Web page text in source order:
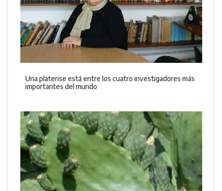
Una platense está entre los cuatro investigadores más
importantes del mundo